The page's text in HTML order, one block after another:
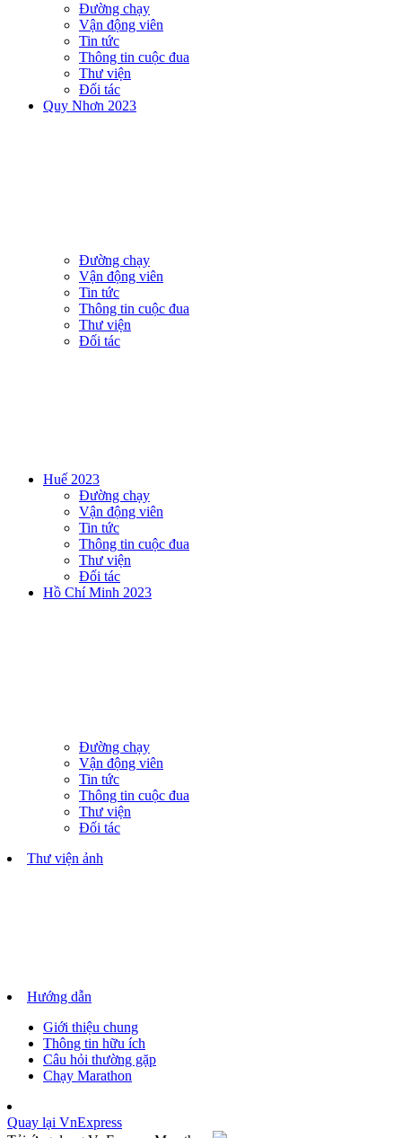
Đường chạy
Vận động viên
Tin tức
Thông tin cuộc đua
Thư viện
Đối tác
Quy Nhơn 2023
Đường chạy
Vận động viên
Tin tức
Thông tin cuộc đua
Thư viện
Đối tác
Huế 2023
Đường chạy
Vận động viên
Tin tức
Thông tin cuộc đua
Thư viện
Đối tác
Hồ Chí Minh 2023
Đường chạy
Vận động viên
Tin tức
Thông tin cuộc đua
Thư viện
Đối tác
Thư viện ảnh
Hướng dẫn
Giới thiệu chung
Thông tin hữu ích
Câu hỏi thường gặp
Chạy Marathon
Quay lại VnExpress